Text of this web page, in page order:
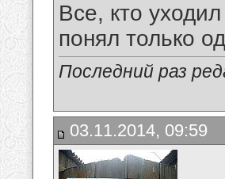
Все, кто
понял только
Последний раз
03.11.2014, 09:59